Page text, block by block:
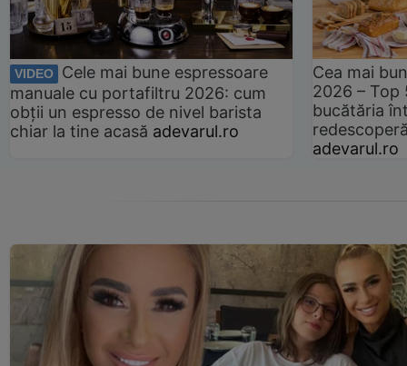
VIDEO
Cele mai bune espressoare
manuale cu portafiltru 2026: cum
obții un espresso de nivel barista
chiar la tine acasă adevarul.ro
Cea mai
2026 –
bucătăria
adevarul.ro